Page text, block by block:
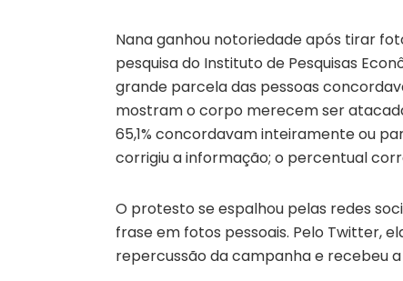
Nana ganhou notoriedade após tirar
pesquisa do Instituto de Pesquisas
grande parcela das pessoas
mostram o corpo merecem ser
65,1% concordavam inteiramente ou
corrigiu a informação; o percentual
O protesto se espalhou pelas redes
frase em fotos pessoais. Pelo Twitter,
repercussão da campanha e recebeu